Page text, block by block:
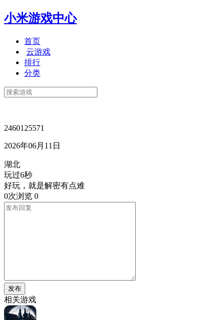
小米游戏中心
首页
云游戏
排行
分类
2460125571
2026年06月11日
湖北
玩过6秒
好玩，就是解密有点难
0次浏览 0
发布
相关游戏